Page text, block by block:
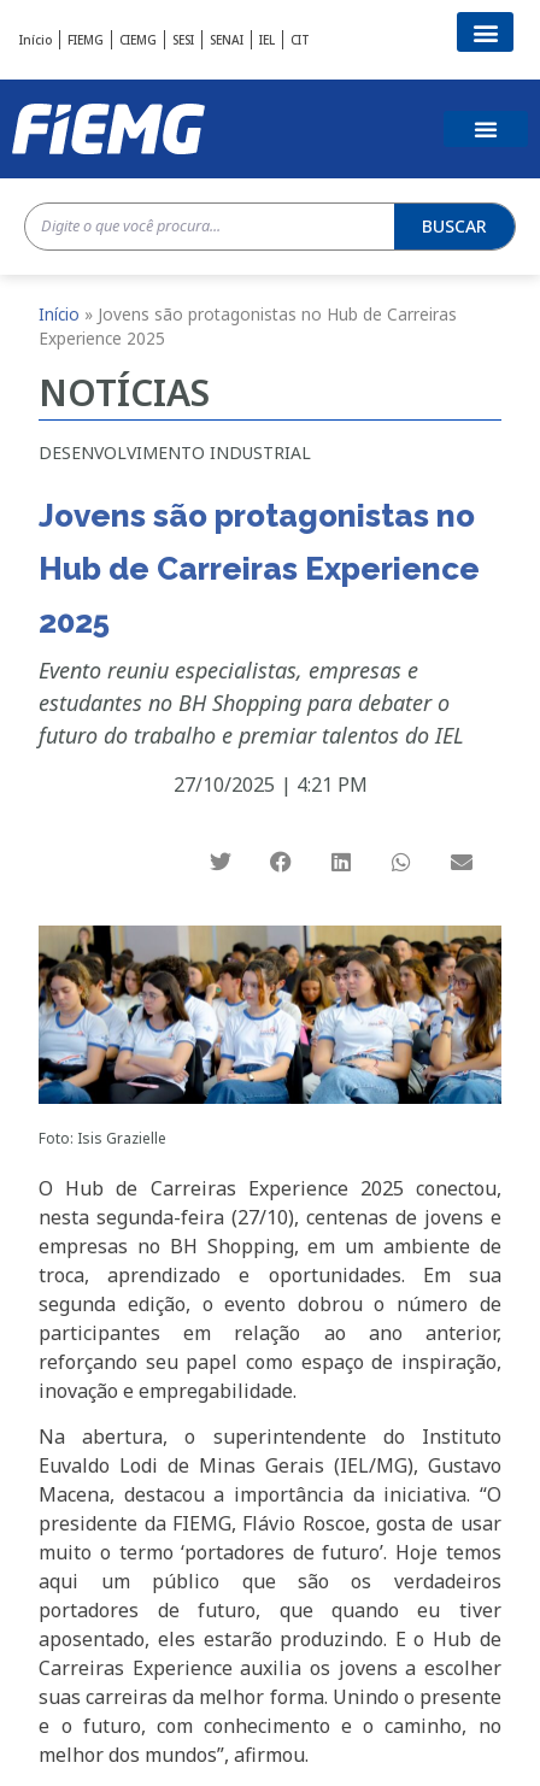
Início FIEMG CIEMG SESI SENAI IEL CIT
BUSCAR
Início » Jovens são protagonistas no Hub de Carreiras
Experience 2025
NOTÍCIAS
DESENVOLVIMENTO INDUSTRIAL
Jovens são protagonistas no
Hub de Carreiras Experience
2025
Evento reuniu especialistas, empresas e
estudantes no BH Shopping para debater o
futuro do trabalho e premiar talentos do IEL
27/10/2025 | 4:21 PM
Foto: Isis Grazielle
O Hub de Carreiras Experience 2025 conectou,
nesta segunda-feira (27/10), centenas de jovens e
empresas no BH Shopping, em um ambiente de
troca, aprendizado e oportunidades. Em sua
segunda edição, o evento dobrou o número de
participantes em relação ao ano anterior,
reforçando seu papel como espaço de inspiração,
inovação e empregabilidade.
Na abertura, o superintendente do Instituto
Euvaldo Lodi de Minas Gerais (IEL/MG), Gustavo
Macena, destacou a importância da iniciativa. “O
presidente da FIEMG, Flávio Roscoe, gosta de usar
muito o termo ‘portadores de futuro’. Hoje temos
aqui um público que são os verdadeiros
portadores de futuro, que quando eu tiver
aposentado, eles estarão produzindo. E o Hub de
Carreiras Experience auxilia os jovens a escolher
suas carreiras da melhor forma. Unindo o presente
e o futuro, com conhecimento e o caminho, no
melhor dos mundos”, afirmou.